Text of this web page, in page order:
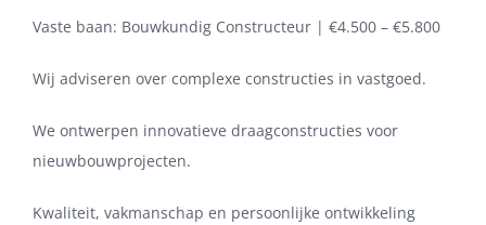
Vaste baan: Bouwkundig Constructeur | €4.500 – €5.800
Wij adviseren over complexe constructies in vastgoed.
We ontwerpen innovatieve draagconstructies voor
nieuwbouwprojecten.
Kwaliteit, vakmanschap en persoonlijke ontwikkeling